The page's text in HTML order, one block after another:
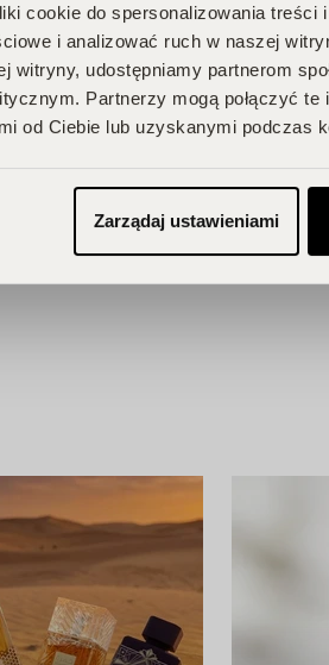
cookie do spersonalizowania treści
i analizować ruch w naszej
witryny, udostępniamy partnerom
Partnerzy mogą połączyć te
od Ciebie lub uzyskanymi podczas
Zarządaj ustawieniami
zniżki i